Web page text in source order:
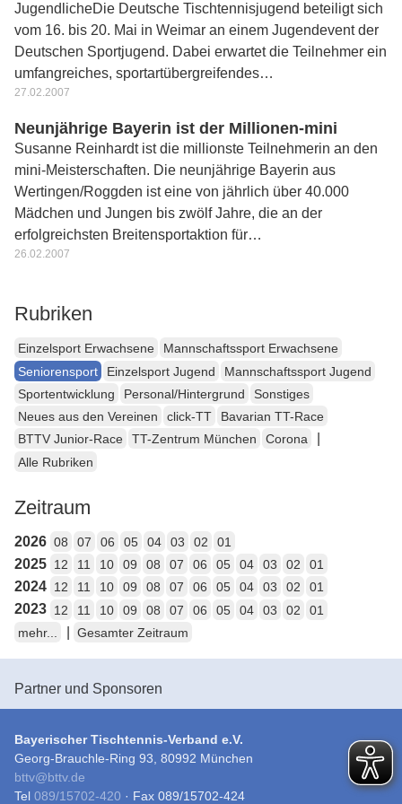
JugendlicheDie Deutsche Tischtennisjugend beteiligt sich
vom 16. bis 20. Mai in Weimar an einem Jugendevent der
Deutschen Sportjugend. Dabei erwartet die Teilnehmer ein
umfangreiches, sportartübergreifendes…
27.02.2007
Neunjährige Bayerin ist der Millionen-mini
Susanne Reinhardt ist die millionste Teilnehmerin an den
mini-Meisterschaften. Die neunjährige Bayerin aus
Wertingen/Roggden ist eine von jährlich über 40.000
Mädchen und Jungen bis zwölf Jahre, die an der
erfolgreichsten Breitensportaktion für…
26.02.2007
Rubriken
Einzelsport Erwachsene
Mannschaftssport Erwachsene
Seniorensport
Einzelsport Jugend
Mannschaftssport Jugend
Sportentwicklung
Personal/Hintergrund
Sonstiges
Neues aus den Vereinen
click-TT
Bavarian TT-Race
BTTV Junior-Race
TT-Zentrum München Corona
Alle Rubriken
Zeitraum
2026 08 07 06 05 04 03 02 01
2025 12 11 10 09 08 07 06 05 04 03 02 01
2024 12 11 10 09 08 07 06 05 04 03 02 01
2023 12 11 10 09 08 07 06 05 04 03 02
01
mehr...
Gesamter Zeitraum
Partner und Sponsoren
Bayerischer Tischtennis-Verband e.V.
Georg-Brauchle-Ring 93, 80992 München
bttv@bttv.de
Tel 089/15702-420 · Fax 089/15702-424